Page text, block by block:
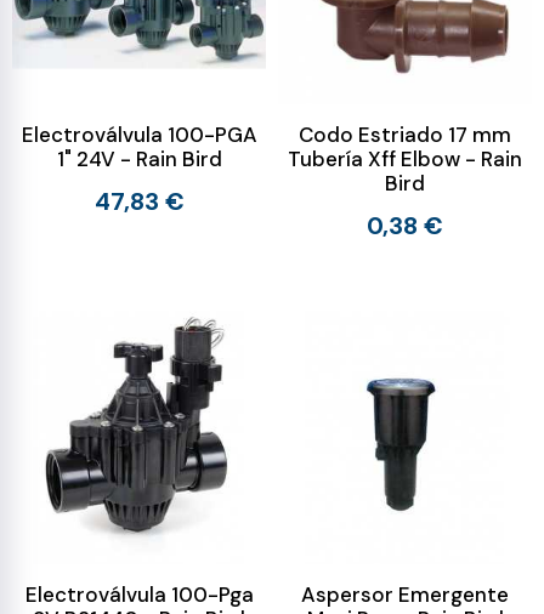
Electroválvula 100-PGA
1" 24V - Rain Bird
47,83 €
Codo Estriado 17 mm
Tubería Xff Elbow - Rain
Bird
0,38 €
Electroválvula 100-Pga
Aspersor Emergente